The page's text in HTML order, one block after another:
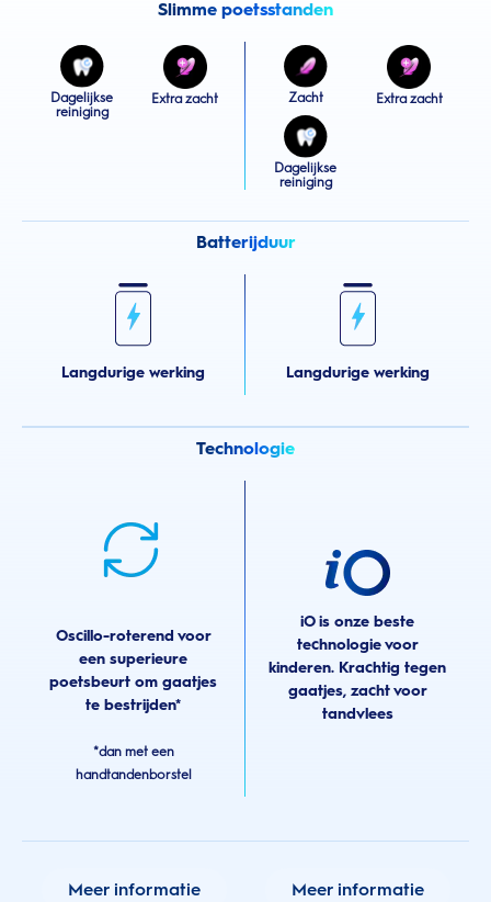
Slimme poetsstanden
Dagelijkse
reiniging
Extra zacht Zacht Extra zacht
Dagelijkse
reiniging
Batterijduur
Langdurige werking Langdurige werking
Technologie
Oscillo-roterend voor
een superieure
poetsbeurt om gaatjes
te bestrijden*
*dan met een
handtandenborstel
iO is onze beste
technologie voor
kinderen. Krachtig tegen
gaatjes, zacht voor
tandvlees
Meer informatie Meer informatie